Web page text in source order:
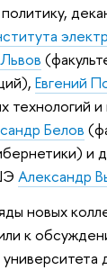
Евгений
технологий и
Белов
и
Александр
новых
к